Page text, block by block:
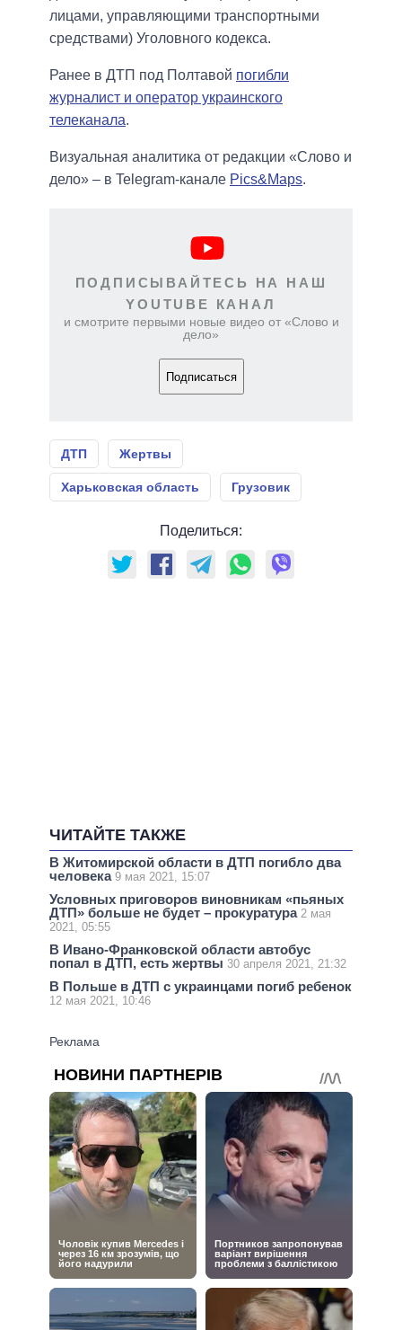
лицами, управляющими транспортными
средствами) Уголовного кодекса.
Ранее в ДТП под Полтавой погибли
журналист и оператор украинского
телеканала.
Визуальная аналитика от редакции «Слово и
дело» – в Telegram-канале Pics&Maps.
ПОДПИСЫВАЙТЕСЬ НА НАШ
YOUTUBE КАНАЛ
и смотрите первыми новые видео от «Слово и
дело»
Подписаться
ДТП Жертвы
Харьковская область Грузовик
Поделиться:
ЧИТАЙТЕ ТАКЖЕ
В Житомирской области в ДТП погибло два
человека 9 мая 2021, 15:07
Условных приговоров виновникам «пьяных
ДТП» больше не будет – прокуратура 2 мая
2021, 05:55
В Ивано-Франковской области автобус
попал в ДТП, есть жертвы 30 апреля 2021, 21:32
В Польше в ДТП с украинцами погиб ребенок
12 мая 2021, 10:46